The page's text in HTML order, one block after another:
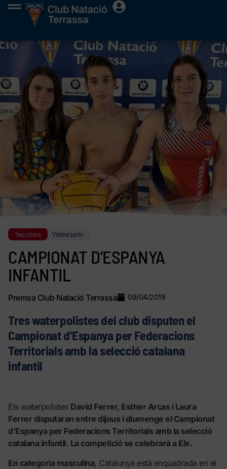
Seccions Waterpolo
CAMPIONAT D’ESPANYA
INFANTIL
Premsa Club Natació Terrassa 09/04/2019
Tres waterpolistes del club disputen el
Campionat d’Espanya per Federacions
Territorials amb la selecció catalana
infantil
Els waterpolistes David Ferrer, Esther Arcas i Laura
Ferrer disputaran entre dijous i diumenge el Campionat
d’Espanya per Federacions Territorials amb la selecció
catalana infantil. La competició se celebrarà a Elx.
En categoria masculina, Catalunya està enquadrada en el